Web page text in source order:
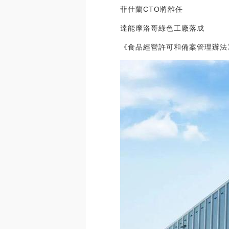
菲仕蘭CTO將離任
達能摩洛哥綠色工廠落成
《食品經營許可和備案管理辦